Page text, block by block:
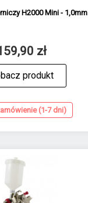
H2000 Mini - 1,0mm
zł
produkt
(1-7 dni)